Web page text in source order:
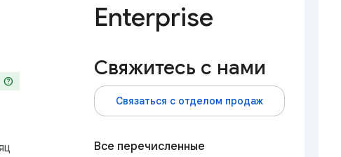
help
Enterprise
Свяжитесь с нами
Связаться с отделом продаж
Все перечисленные